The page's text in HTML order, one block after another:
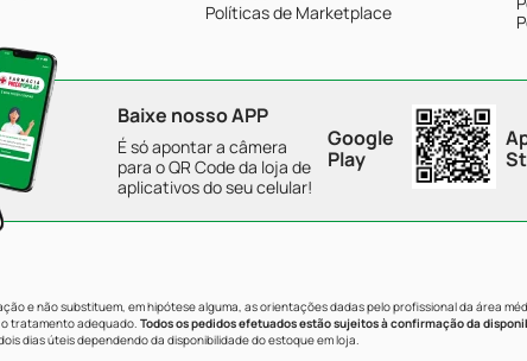
Políticas de Marketplace
Baixe nosso APP
É só apontar a câmera
para o QR Code da loja de
aplicativos do seu celular!
Google
Play
e não substituem, em hipótese alguma, as orientações dadas pelo profissional da área
tratamento adequado. Todos os pedidos efetuados estão sujeitos à confirmação da
dias úteis dependendo da disponibilidade do estoque em loja.